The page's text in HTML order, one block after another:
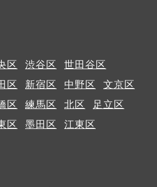
区 渋谷区
世田谷区
区 新宿区 中野区
文京区
区 練馬区 北区
足立区
区 墨田区
江東区